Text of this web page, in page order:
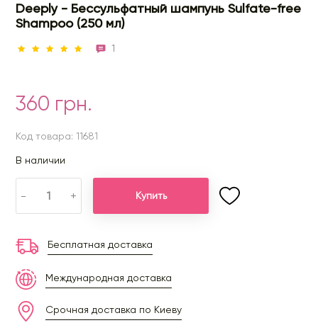
Deeply - Бессульфатный шампунь Sulfate-free
Shampoo (250 мл)
1
360 грн.
Код товара: 11681
В наличии
- + Купить
Бесплатная доставка
Международная доставка
Срочная доставка по Киеву